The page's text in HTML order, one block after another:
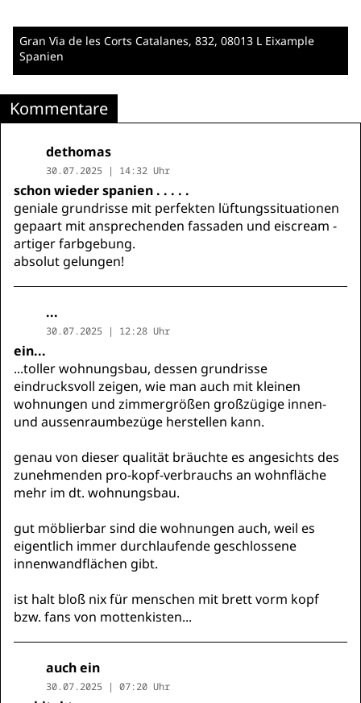
Gran Via de les Corts Catalanes, 832, 08013 L Eixample
Spanien
Kommentare
dethomas
30.07.2025 | 14:32 Uhr
schon wieder spanien . . . . .
geniale grundrisse mit perfekten lüftungssituationen
gepaart mit ansprechenden fassaden und eiscream -
artiger farbgebung.
absolut gelungen!
...
30.07.2025 | 12:28 Uhr
ein...
...toller wohnungsbau, dessen grundrisse
eindrucksvoll zeigen, wie man auch mit kleinen
wohnungen und zimmergrößen großzügige innen-
und aussenraumbezüge herstellen kann.
genau von dieser qualität bräuchte es angesichts des
zunehmenden pro-kopf-verbrauchs an wohnfläche
mehr im dt. wohnungsbau.
gut möblierbar sind die wohnungen auch, weil es
eigentlich immer durchlaufende geschlossene
innenwandflächen gibt.
ist halt bloß nix für menschen mit brett vorm kopf
bzw. fans von mottenkisten...
auch ein
30.07.2025 | 07:20 Uhr